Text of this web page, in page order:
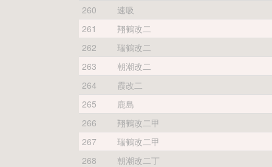
260
速吸
261
翔鶴改二
262
瑞鶴改二
263
朝潮改二
264
霞改二
265
鹿島
266
翔鶴改二甲
267
瑞鶴改二甲
268
朝潮改二丁